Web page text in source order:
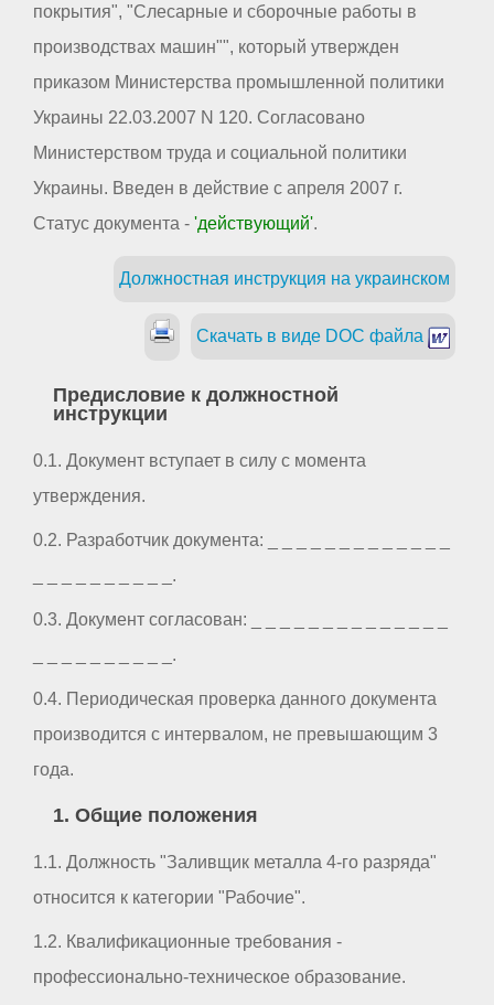
покрытия", "Слесарные и сборочные работы в
производствах машин"", который утвержден
приказом Министерства промышленной политики
Украины 22.03.2007 N 120. Согласовано
Министерством труда и социальной политики
Украины. Введен в действие с апреля 2007 г.
Статус документа - 'действующий'.
Должностная инструкция на украинском
Скачать в виде DOC файла
Предисловие к должностной
инструкции
0.1. Документ вступает в силу с момента
утверждения.
0.2. Разработчик документа: _ _ _ _ _ _ _ _ _ _ _ _ _
_ _ _ _ _ _ _ _ _ _.
0.3. Документ согласован: _ _ _ _ _ _ _ _ _ _ _ _ _ _
_ _ _ _ _ _ _ _ _ _.
0.4. Периодическая проверка данного документа
производится с интервалом, не превышающим 3
года.
1. Общие положения
1.1. Должность "Заливщик металла 4-го разряда"
относится к категории "Рабочие".
1.2. Квалификационные требования -
профессионально-техническое образование.